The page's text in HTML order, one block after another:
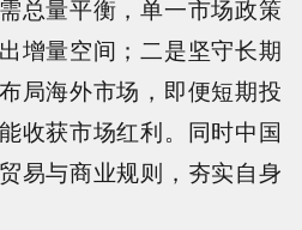
总量平衡，单一市场政策
增量空间；二是坚守长期
局海外市场，即便短期投
收获市场红利。同时中国
易与商业规则，夯实自身